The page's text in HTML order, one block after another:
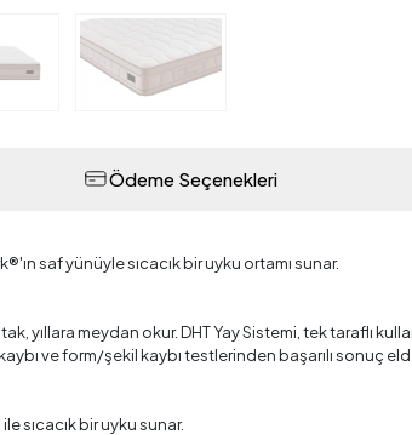
Ödeme Seçenekleri
saf yünüyle sıcacık bir uyku ortamı sunar.
yıllara meydan okur. DHT Yay Sistemi, tek taraflı
ve form/şekil kaybı testlerinden başarılı sonuç
sıcacık bir uyku sunar.